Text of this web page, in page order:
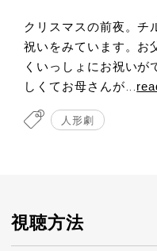
クリスマスの前夜。チ
祝いをみています。お
くいっしょにお祝い
しくてお母さんが...
人形劇
視聴方法